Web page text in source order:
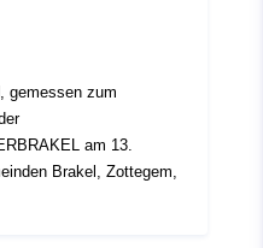
gemessen zum
am 13.
Brakel, Zottegem,